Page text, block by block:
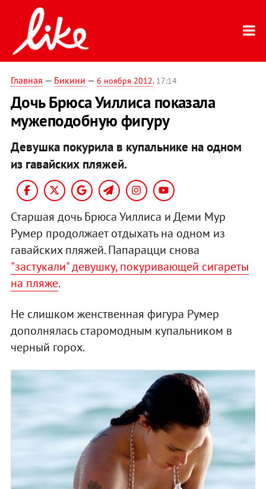
Главная — Бикини — 6 ноября 2012, 17:14
Дочь Брюса Уиллиса показала
мужеподобную фигуру
Девушка покурила в купальнике на одном
из гавайских пляжей.
Старшая дочь Брюса Уиллиса и Деми Мур
Румер продолжает отдыхать на одном из
гавайских пляжей. Папарацци снова
"застукали" девушку, покуривающей сигареты
на пляже.
Не слишком женственная фигура Румер
дополнялась старомодным купальником в
черный горох.